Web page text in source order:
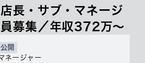
店長・サブ・マネージ
募集／年収372万～
開
ネージャー